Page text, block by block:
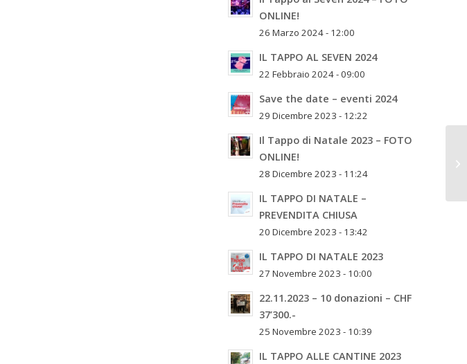
ONLINE!
26 Marzo 2024 - 12:00
IL TAPPO AL SEVEN 2024
22 Febbraio 2024 - 09:00
Save the date – eventi 2024
29 Dicembre 2023 - 12:22
Il Tappo di Natale 2023 – FOTO
ONLINE!
28 Dicembre 2023 - 11:24
IL TAPPO DI NATALE –
PREVENDITA CHIUSA
20 Dicembre 2023 - 13:42
IL TAPPO DI NATALE 2023
27 Novembre 2023 - 10:00
22.11.2023 – 10 donazioni – CHF
37’300.-
25 Novembre 2023 - 10:39
IL TAPPO ALLE CANTINE 2023